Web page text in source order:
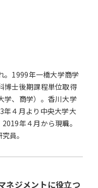
。1999年一橋大学商学
博士後期課程単位取得
学、商学）。香川大学
年４月より中央大学大
年４月から現職。
員。
ネジメントに役立つ